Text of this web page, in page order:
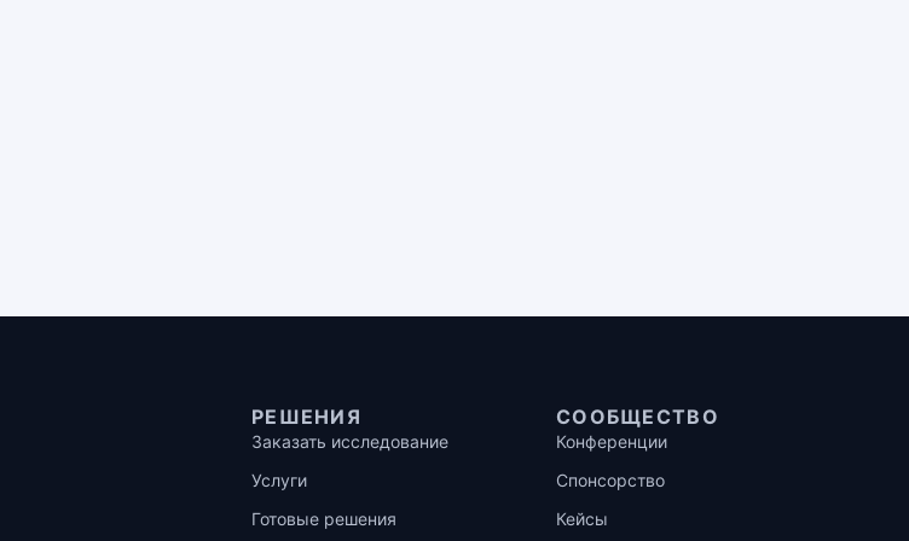
РЕШЕНИЯ
Заказать исследование
Услуги
Готовые решения
СООБЩЕСТВО
Конференции
Спонсорство
Кейсы